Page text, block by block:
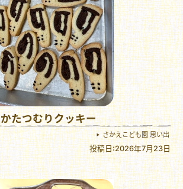
かたつむりクッキー
さかえこども園 思い出
投稿日:2026年7月23日